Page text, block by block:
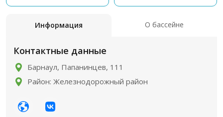
Информация О бассейне
Контактные данные
Барнаул, Папанинцев, 111
Район: Железнодорожный район